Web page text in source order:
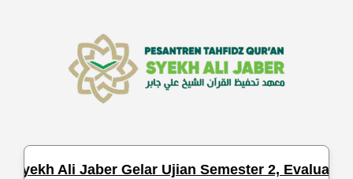
Ali Jaber Gelar Ujian Semester 2, Evaluasi